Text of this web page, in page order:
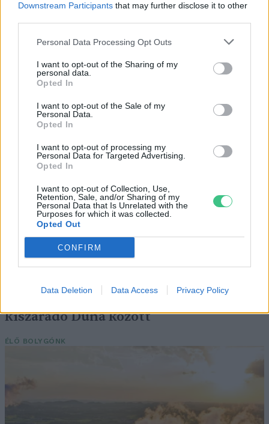
Downstream Participants that may further disclose it to other
Personal Data Processing Opt Outs
I want to opt-out of the Sharing of my
personal data.
Opted In
I want to opt-out of the Sale of my
Personal Data.
Opted In
I want to opt-out of processing my
Personal Data for Targeted Advertising.
Opted In
I want to opt-out of Collection, Use,
Retention, Sale, and/or Sharing of my
Personal Data that Is Unrelated with the
Purposes for which it was collected.
Opted Out
CONFIRM
Data Deletion Data Access Privacy Policy
Négy éven belül valósággá válhatnak az
elektromos repülőjáratok Európában
Történelmi aszály sújtja Nagy-
Britanniát is
Elképesztő felvétel mutatja meg,
mekkora a különbség az áradó és a
kiszáradó Duna között
ÉLŐ BOLYGÓNK